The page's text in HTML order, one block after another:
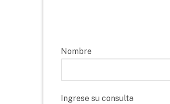
Nombre
Ingrese su consulta